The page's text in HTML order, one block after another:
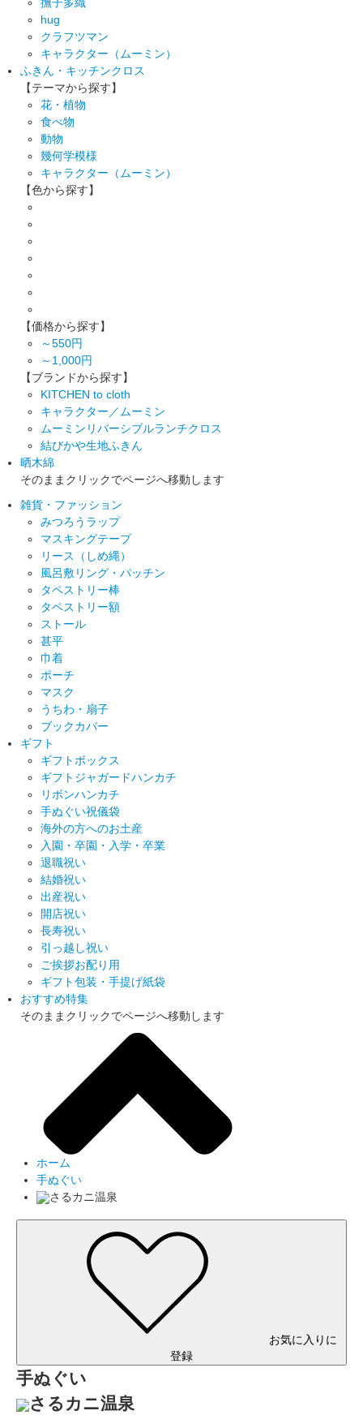
hug
クラフツマン
キャラクター（ムーミン）
ふきん・キッチンクロス
【テーマから探す】
花・植物
食べ物
動物
幾何学模様
キャラクター（ムーミン）
【色から探す】
【価格から探す】
～550円
～1,000円
【ブランドから探す】
KITCHEN to cloth
キャラクター／ムーミン
ムーミンリバーシブルランチクロス
結びかや生地ふきん
晒木綿
そのままクリックでページへ移動します
雑貨・ファッション
みつろうラップ
マスキングテープ
リース（しめ縄）
風呂敷リング・パッチン
タペストリー棒
タペストリー額
ストール
甚平
巾着
ポーチ
マスク
うちわ・扇子
ブックカバー
ギフト
ギフトボックス
ギフトジャガードハンカチ
リボンハンカチ
手ぬぐい祝儀袋
海外の方へのお土産
入園・卒園・入学・卒業
退職祝い
結婚祝い
出産祝い
開店祝い
長寿祝い
引っ越し祝い
ご挨拶お配り用
ギフト包装・手提げ紙袋
おすすめ特集
そのままクリックでページへ移動します
ホーム
手ぬぐい
さるカニ温泉
お気に入りに
登録
手ぬぐい
さるカニ温泉